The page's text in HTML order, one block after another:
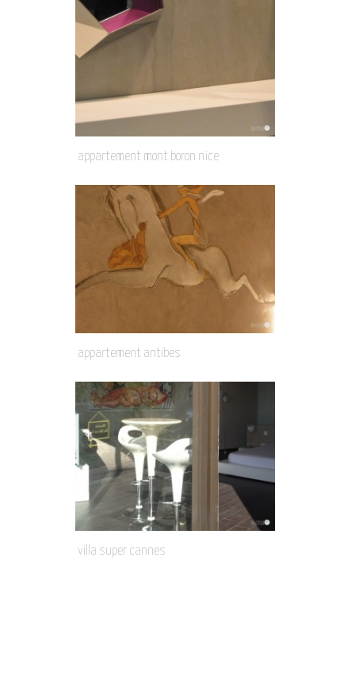
appartement mont boron nice
appartement antibes
villa super cannes